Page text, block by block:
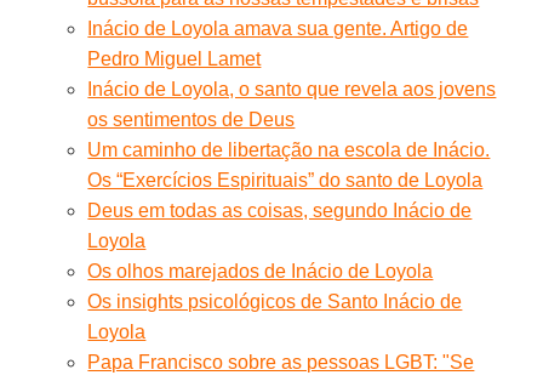
Inácio de Loyola amava sua gente. Artigo de
Pedro Miguel Lamet
Inácio de Loyola, o santo que revela aos jovens
os sentimentos de Deus
Um caminho de libertação na escola de Inácio.
Os “Exercícios Espirituais” do santo de Loyola
Deus em todas as coisas, segundo Inácio de
Loyola
Os olhos marejados de Inácio de Loyola
Os insights psicológicos de Santo Inácio de
Loyola
Papa Francisco sobre as pessoas LGBT: "Se